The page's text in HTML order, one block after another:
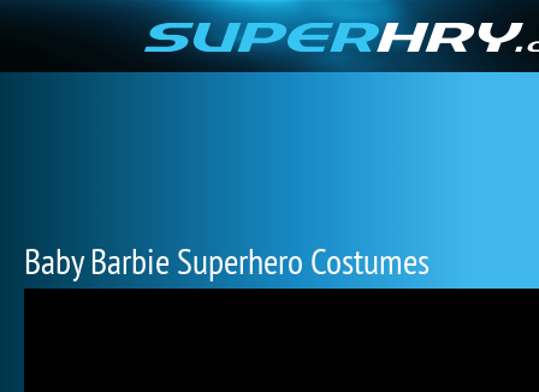
Baby Barbie Superhero Costumes